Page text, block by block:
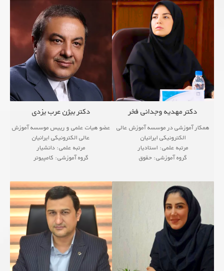
● Analog Electronic Circuits
● Communication Circ
...
دکتر مهدیه وجدانی فخر
همکار آموزشی در موسسه آموزش عالی
الکترونیکی ایرانیان
مرتبه علمی: استادیار
گروه آموزشی: حقوق
● Communication Circuits
دکتر بیژن عرب یزدی
عضو هیات علمی و رییس موسسه آموزش
عالی الکترونیکی ایرانیان
مرتبه علمی: دانشیار
گروه آموزشی: کامپیوتر
● Analog Electronic Circuits
● Communic
...